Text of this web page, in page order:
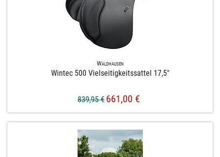
Waldhausen
Wintec 500 Vielseitigkeitssattel 17,​5"
839,95 € 661,00 €